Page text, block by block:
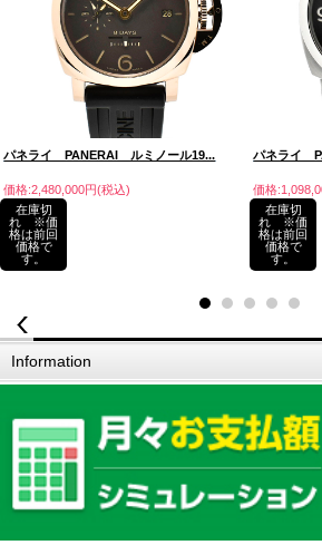
パネライ PANERAI ルミノール19...
価格:2,480,000円(税込)
在庫切
れ ※価
格は前回
価格で
す。
パネライ
価格
在庫切
れ ※価
格は前回
価格で
す。
Information